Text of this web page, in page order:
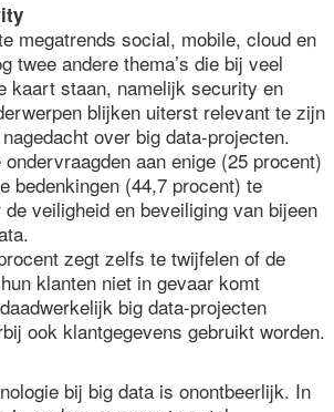
megatrends social, mobile, cloud en
twee andere thema’s die bij veel
kaart staan, namelijk security en
blijken uiterst relevant te zijn
over big data-projecten.
aan enige (25 procent)
bedenkingen (44,7 procent) te
de veiligheid en beveiliging van bijeen
zegt zelfs te twijfelen of de
klanten niet in gevaar komt
big data-projecten
ook klantgegevens gebruikt worden.
bij big data is onontbeerlijk. In